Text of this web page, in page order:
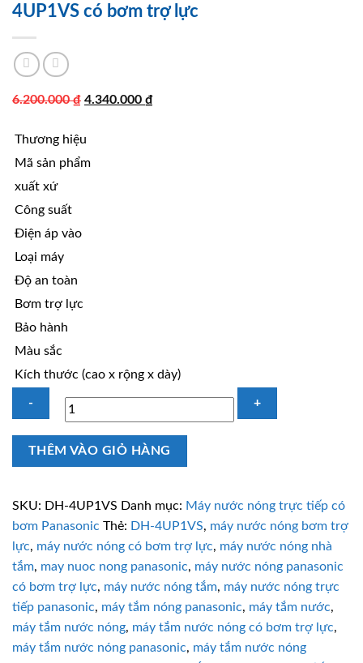
4UP1VS có bơm trợ lực
6.200.000₫ Giá
là:
6.200.000 ₫.
4.340.000 ₫Giá
Thương hiệu
Mã sản phẩm
xuất xứ
Công suất
Điện áp vào
Loại máy
Độ an toàn
Bơm trợ lực
Bảo hành
Màu sắc
Kích thước (cao x rộng x dày)
Máy
trực
DH-
4UP1VS
có
bơm
trợ
lực
THÊM VÀO GIỎ HÀNG
SKU: DH-4UP1VS Danh mục: Máy nước nóng trực tiếp có
bơm Panasonic Thẻ: DH-4UP1VS, máy nước nóng bơm trợ
lực, máy nước nóng có bơm trợ lực, máy nước nóng nhà
tắm, may nuoc nong panasonic, máy nước nóng panasonic
có bơm trợ lực, máy nước nóng tắm, máy nước nóng trực
tiếp panasonic, máy tắm nóng panasonic, máy tắm nước,
máy tắm nước nóng, máy tắm nước nóng có bơm trợ lực,
máy tắm nước nóng panasonic, máy tắm nước nóng